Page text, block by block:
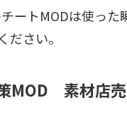
ートMODは使った
ださい。
MOD 素材店